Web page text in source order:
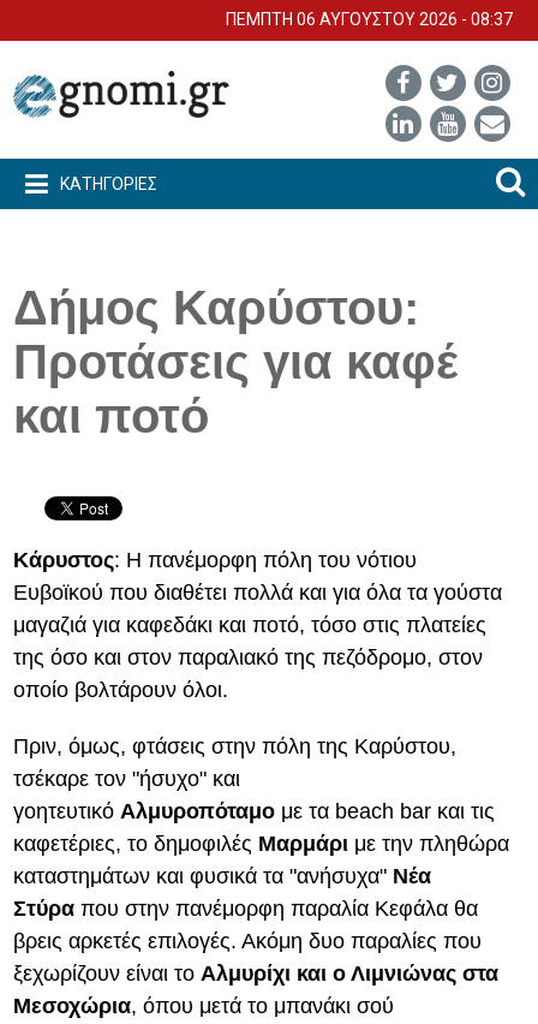
ΠΕΜΠΤΗ 06 ΑΥΓΟΥΣΤΟΥ 2026 - 08:37
ΚΑΤΗΓΟΡΙΕΣ
Δήμος Καρύστου:
Προτάσεις για καφέ
και ποτό
Κάρυστος: Η πανέμορφη πόλη του νότιου
Ευβοϊκού που διαθέτει πολλά και για όλα τα γούστα
μαγαζιά για καφεδάκι και ποτό, τόσο στις πλατείες
της όσο και στον παραλιακό της πεζόδρομο, στον
οποίο βολτάρουν όλοι.
Πριν, όμως, φτάσεις στην πόλη της Καρύστου,
τσέκαρε τον "ήσυχο" και
γοητευτικόΑλμυροπόταμο με τα beach bar και τις
καφετέριες, το δημοφιλές Μαρμάρι με την πληθώρα
καταστημάτων και φυσικά τα "ανήσυχα" Νέα
Στύραπου στην πανέμορφη παραλία Κεφάλα θα
βρεις αρκετές επιλογές. Ακόμη δυο παραλίες που
ξεχωρίζουν είναι τοΑλμυρίχι και ο Λιμνιώνας στα
Μεσοχώρια, όπου μετά το μπανάκι σού